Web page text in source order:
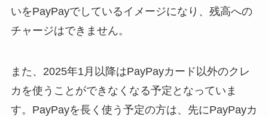
いをPayPayでしているイメージになり、残高への
チャージはできません。
また、2025年1月以降はPayPayカード以外のクレ
カを使うことができなくなる予定となっていま
す。PayPayを長く使う予定の方は、先にPayPayカ